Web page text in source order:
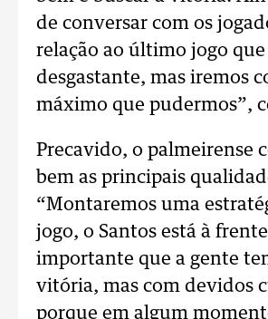
de conversar com os
relação ao último jogo
desgastante, mas iremos
máximo que pudermos”,
Precavido, o palmeirense
bem as principais
“Montaremos uma
jogo, o Santos está à
importante que a gente
vitória, mas com devidos
porque em algum